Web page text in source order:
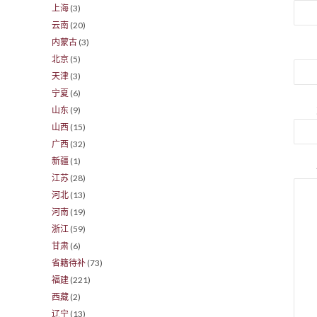
上海 (3)
云南 (20)
内蒙古 (3)
北京 (5)
天津 (3)
宁夏 (6)
山东 (9)
山西 (15)
广西 (32)
新疆 (1)
江苏 (28)
河北 (13)
河南 (19)
浙江 (59)
甘肃 (6)
省籍待补 (73)
福建 (221)
西藏 (2)
辽宁 (13)